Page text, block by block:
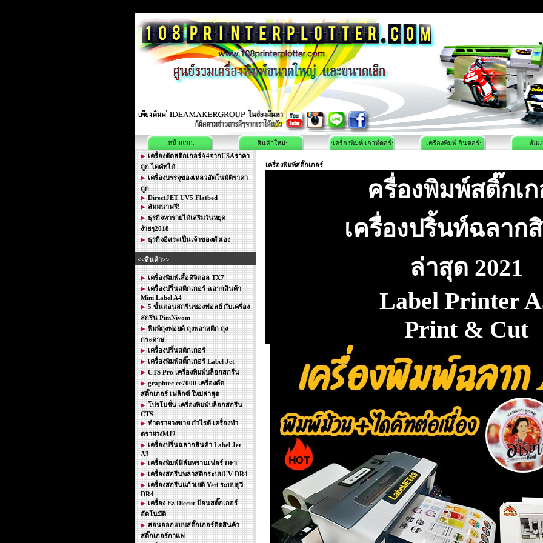
:หน้าแรก: :สินค้าใหม่: :เครื่องพิมพ์ เอาท์ดอร์: :เครื่องพิมพ์ อินดอร์:
:สัม
เครื่องตัดสติกเกอร์A4จากUSAราคา
ถูก ไดคัทได้
เครื่องบรรจุของเหลวอัตโนมัติราคา
ถูก
DirectJET UV5 Flatbed
สัมมนาฟรี!
ธุรกิจหารายได้เสริมวันหยุด
ง่ายๆ2018
ธุรกิจอิสระเป็นเจ้าของตัวเอง
<<สินค้า>>
เครื่องพิมพ์เสื้อดิจิตอล TX7
เครื่องปริ้นสติกเกอร์ ฉลากสินค้า
Mini Label A4
5 ขั้นตอนสกรีนซองฟอลย์ กับเครื่อง
สกรีน PimNiyom
พิมพ์ถุงฟอยด์ ถุงพลาสติก ถุง
กระดาษ
เครื่องปริ้นสติกเกอร์
เครื่องพิมพ์สติ๊กเกอร์ Label Jet
CTS Pro เครื่องพิมพ์บล็อกสกรีน
graphtec ce7000 เครื่องตัด
สติ๊กเกอร์ เฟล็กซ์ ใหม่ล่าสุด
โปรโมชั่น เครื่องพิมพ์บล็อกสกรีน
CTS
ทำตรายางขาย กำไรดี เครื่องทำ
ตรายางMJ2
เครื่องปริ้นฉลากสินค้า Label Jet
A3
เครื่องพิมพ์ฟิล์มทรานเฟอร์ DFT
เครื่องสกรีนพลาสติกระบบUV DR4
เครื่องสกรีนแก้วเยติ Yeti ระบบยูวี
DR4
เครื่อง Ez Diecut ป้อนสติ๊กเกอร์
อัตโนมัติ
สอนออกแบบสติ๊กเกอร์ติดสินค้า
สติ๊กเกอร์กาแฟ
เครื่องพิมพ์สติ๊กเกอร์
ครื่องพิมพ์สติ๊กเก
เครื่องปริ้นท์ฉลาก
ล่าสุด 2021
Label Printer
Print & Cut